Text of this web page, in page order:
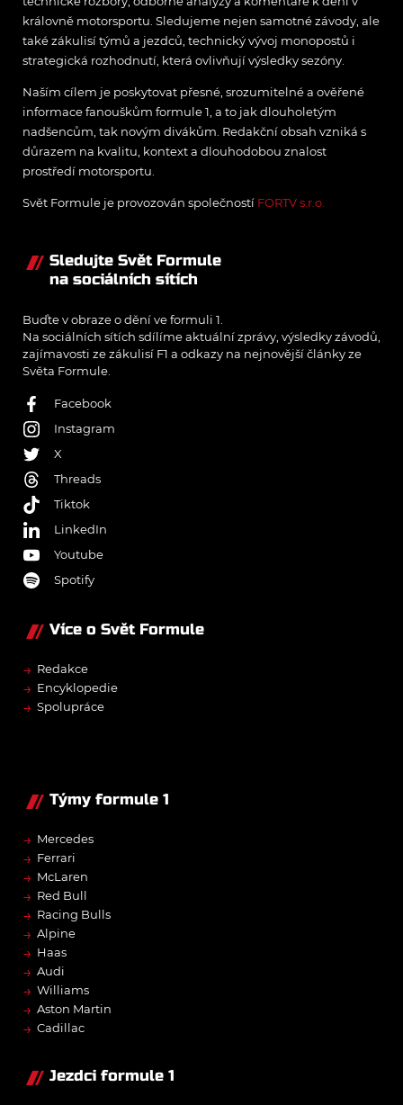
královně motorsportu. Sledujeme nejen samotné závody, ale
také zákulisí týmů a jezdců, technický vývoj monopostů i
strategická rozhodnutí, která ovlivňují výsledky sezóny.
Naším cílem je poskytovat přesné, srozumitelné a ověřené
informace fanouškům formule 1, a to jak dlouholetým
nadšencům, tak novým divákům. Redakční obsah vzniká s
důrazem na kvalitu, kontext a dlouhodobou znalost
prostředí motorsportu.
Svět Formule je provozován společností FORTV s.r.o.
Sledujte Svět Formule
na sociálních sítích
Buďte v obraze o dění ve formuli 1.
Na sociálních sítích sdílíme aktuální zprávy, výsledky závodů,
zajímavosti ze zákulisí F1 a odkazy na nejnovější články ze
Světa Formule.
Facebook
Instagram
X
Threads
Tiktok
LinkedIn
Youtube
Spotify
Více o Svět Formule
→ Redakce
→ Encyklopedie
→ Spolupráce
Týmy formule 1
→ Mercedes
→ Ferrari
→ McLaren
→ Red Bull
→ Racing Bulls
→ Alpine
→ Haas
→ Audi
→ Williams
→ Aston Martin
→ Cadillac
Jezdci formule 1